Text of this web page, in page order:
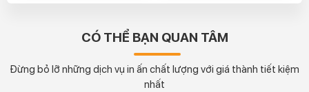
CÓ THỂ BẠN QUAN TÂM
Đừng bỏ lỡ những dịch vụ in ấn chất lượng với giá thành tiết kiệm
nhất